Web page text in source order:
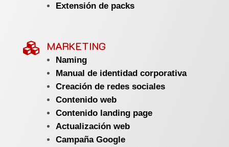
Extensión de packs
 MARKETING
Naming
Manual de identidad corporativa
Creación de redes sociales
Contenido web
Contenido landing page
Actualización web
Campaña Google